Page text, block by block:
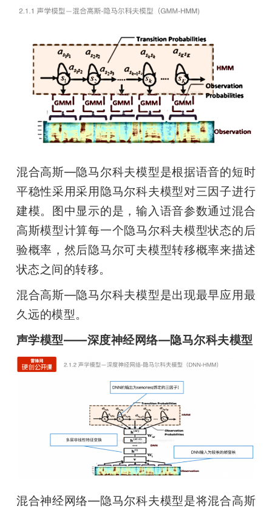
混合高斯—隐马尔科夫模型是根据语音的短时
平稳性采用采用隐马尔科夫模型对三因子进行
建模。图中显示的是，输入语音参数通过混合
高斯模型计算每一个隐马尔科夫模型状态的后
验概率，然后隐马尔可夫模型转移概率来描述
状态之间的转移。
混合高斯—隐马尔科夫模型是出现最早应用最
久远的模型。
声学模型——深度神经网络—隐马尔科夫模型
混合神经网络—隐马尔科夫模型是将混合高斯